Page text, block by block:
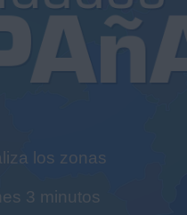
los zonas
3 minutos